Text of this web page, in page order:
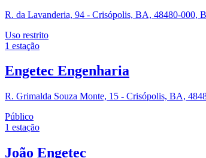
R. da Lavanderia, 94 - Crisópolis, BA, 48480-000,
Uso restrito
1 estação
Engetec Engenharia
R. Grimalda Souza Monte, 15 - Crisópolis, BA,
Público
1 estação
João Engetec